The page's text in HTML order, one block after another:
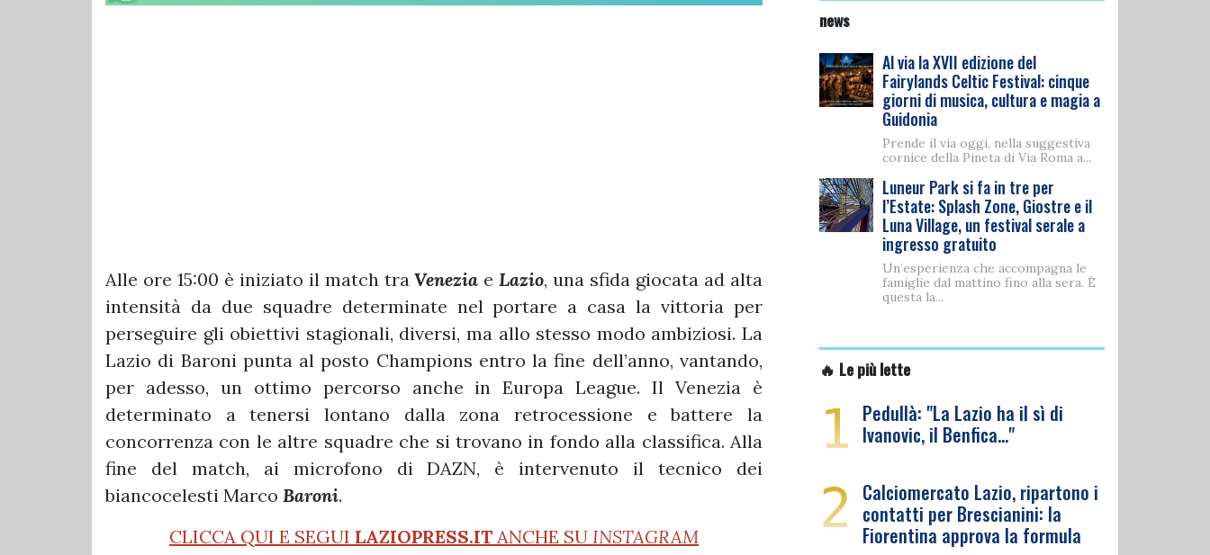
Alle ore 15:00 è iniziato il match traVenezia e Lazio, una sfida giocata ad alta
intensità da due squadre determinate nel portare a casa la vittoria per
perseguire gli obiettivi stagionali, diversi, ma allo stesso modo ambiziosi. La
Lazio di Baroni punta al posto Champions entro la fine dell’anno, vantando,
per adesso, un ottimo percorso anche in Europa League. Il Venezia è
determinato a tenersi lontano dalla zona retrocessione e battere la
concorrenza con le altre squadre che si trovano in fondo alla classifica. Alla
fine del match, ai microfono di DAZN, è intervenuto il tecnico dei
biancocelesti Marco Baroni.
CLICCA QUI E SEGUI LAZIOPRESS.IT ANCHE SU INSTAGRAM
news
Al via la XVII edizione del
Fairylands Celtic Festival: cinque
giorni di musica, cultura e magia a
Guidonia
Prende il via oggi, nella suggestiva
cornice della Pineta di Via Roma a...
Luneur Park si fa in tre per
l’Estate: Splash Zone, Giostre e il
Luna Village, un festival serale a
ingresso gratuito
Un’esperienza che accompagna le
famiglie dal mattino fino alla sera. È
questa la...
🔥 Le più lette
1 Pedullà: "La Lazio ha il sì di
Ivanovic, il Benfica…"
2 Calciomercato Lazio, ripartono i
contatti per Brescianini: la
Fiorentina approva la formula